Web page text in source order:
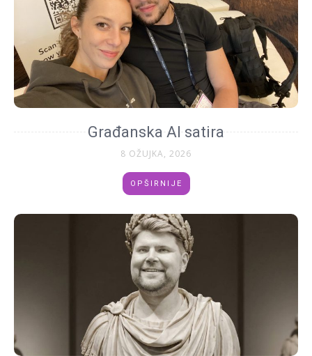
Građanska AI satira
8 OŽUJKA, 2026
OPŠIRNIJE